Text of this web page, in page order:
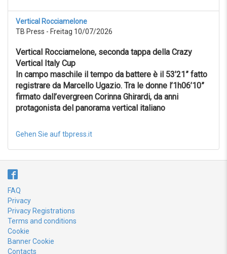
Reset
Vertical Rocciamelone
TB Press - Freitag 10/07/2026
Vertical Rocciamelone, seconda tappa della Crazy
Vertical Italy Cup
In campo maschile il tempo da battere è il 53’21” fatto
registrare da Marcello Ugazio. Tra le donne l’1h06’10”
firmato dall’evergreen Corinna Ghirardi, da anni
protagonista del panorama vertical italiano
Gehen Sie auf tbpress.it
FAQ
Privacy
Privacy Registrations
Terms and conditions
Cookie
Banner Cookie
Contacts